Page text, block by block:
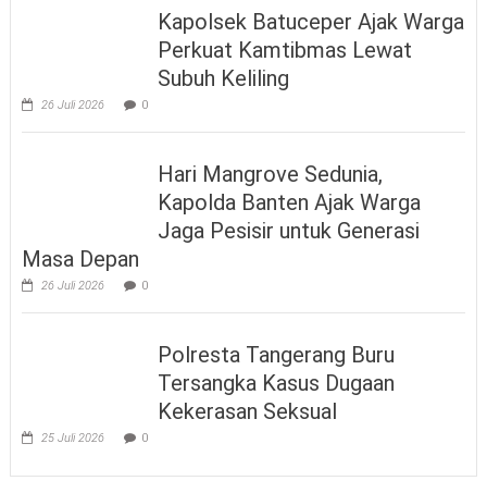
Kapolsek Batuceper Ajak Warga
Perkuat Kamtibmas Lewat
Subuh Keliling
26 Juli 2026 0
Hari Mangrove Sedunia,
Kapolda Banten Ajak Warga
Jaga Pesisir untuk Generasi
Masa Depan
26 Juli 2026 0
Polresta Tangerang Buru
Tersangka Kasus Dugaan
Kekerasan Seksual
25 Juli 2026 0